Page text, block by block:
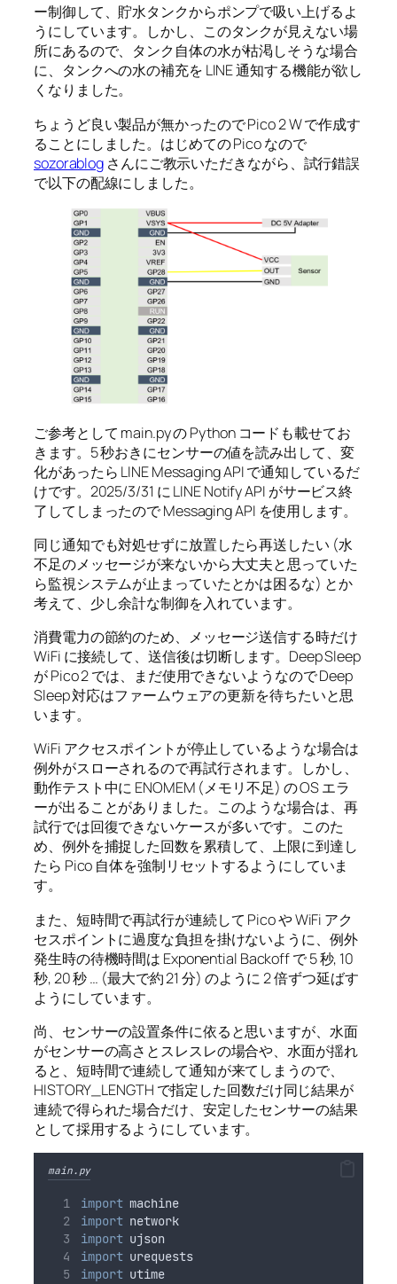
ー制御して、貯水タンクからポンプで吸い上げるよ
うにしています。しかし、このタンクが見えない場
所にあるので、タンク自体の水が枯渇しそうな場合
に、タンクへの水の補充を LINE 通知する機能が欲し
くなりました。
ちょうど良い製品が無かったので Pico 2 W で作成す
ることにしました。はじめての Pico なので
sozorablog さんにご教示いただきながら、試行錯誤
で以下の配線にしました。
ご参考として main.py の Python コードも載せてお
きます。5 秒おきにセンサーの値を読み出して、変
化があったら LINE Messaging API で通知しているだ
けです。2025/3/31 に LINE Notify API がサービス終
了してしまったので Messaging API を使用します。
同じ通知でも対処せずに放置したら再送したい (水
不足のメッセージが来ないから大丈夫と思っていた
ら監視システムが止まっていたとかは困るな) とか
考えて、少し余計な制御を入れています。
消費電力の節約のため、メッセージ送信する時だけ
WiFi に接続して、送信後は切断します。Deep Sleep
が Pico 2 では、まだ使用できないようなので Deep
Sleep 対応はファームウェアの更新を待ちたいと思
います。
WiFi アクセスポイントが停止しているような場合は
例外がスローされるので再試行されます。しかし、
動作テスト中に ENOMEM (メモリ不足) の OS エラ
ーが出ることがありました。このような場合は、再
試行では回復できないケースが多いです。このた
め、例外を捕捉した回数を累積して、上限に到達し
たら Pico 自体を強制リセットするようにしていま
す。
また、短時間で再試行が連続して Pico や WiFi アク
セスポイントに過度な負担を掛けないように、例外
発生時の待機時間は Exponential Backoff で 5 秒, 10
秒, 20 秒 … (最大で約 21 分) のように 2 倍ずつ延ばす
ようにしています。
尚、センサーの設置条件に依ると思いますが、水面
がセンサーの高さとスレスレの場合や、水面が揺れ
ると、短時間で連続して通知が来てしまうので、
HISTORY_LENGTH で指定した回数だけ同じ結果が
連続で得られた場合だけ、安定したセンサーの結果
として採用するようにしています。
main.py
import machine
import network
import ujson
import urequests
import utime